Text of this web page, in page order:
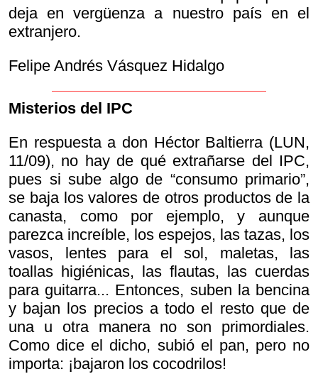
deja en vergüenza a nuestro país en el
extranjero.
Felipe Andrés Vásquez Hidalgo
Misterios del IPC
En respuesta a don Héctor Baltierra (LUN,
11/09), no hay de qué extrañarse del IPC,
pues si sube algo de “consumo primario”,
se baja los valores de otros productos de la
canasta, como por ejemplo, y aunque
parezca increíble, los espejos, las tazas, los
vasos, lentes para el sol, maletas, las
toallas higiénicas, las flautas, las cuerdas
para guitarra... Entonces, suben la bencina
y bajan los precios a todo el resto que de
una u otra manera no son primordiales.
Como dice el dicho, subió el pan, pero no
importa: ¡bajaron los cocodrilos!